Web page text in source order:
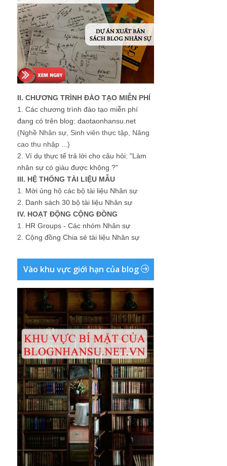
II. CHƯƠNG TRÌNH ĐÀO TẠO MIỄN PHÍ
1. Các chương trình đào tạo miễn phí
đang có trên blog: daotaonhansu.net
(Nghề Nhân sự, Sinh viên thực tập, Nâng
cao thu nhập ...)
2. Ví dụ thực tế trả lời cho câu hỏi: "Làm
nhân sự có giàu được không ?"
III. HỆ THỐNG TÀI LIỆU MẪU
1. Mời ủng hộ các bộ tài liệu Nhân sự
2. Danh sách 30 bộ tài liệu Nhân sự
IV. HOẠT ĐỘNG CỘNG ĐỒNG
1. HR Groups - Các nhóm Nhân sự
2. Cộng đồng Chia sẻ tài liệu Nhân sự
Vào khu vực giới hạn của blog